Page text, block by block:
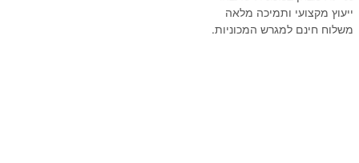
ייעוץ מקצועי ותמיכה מלאה
משלוח חינם למגרש המכוניות.